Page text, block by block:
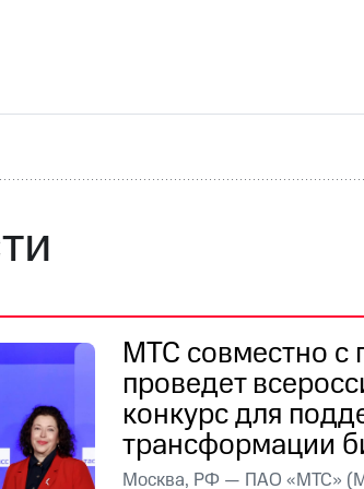
отчетностьКонтактыПригласить
капиталКонтроль и аудит
Другое
МТС совместно с
проведет
конкурс для
трансформации
Москва, РФ — ПАО «МТС»